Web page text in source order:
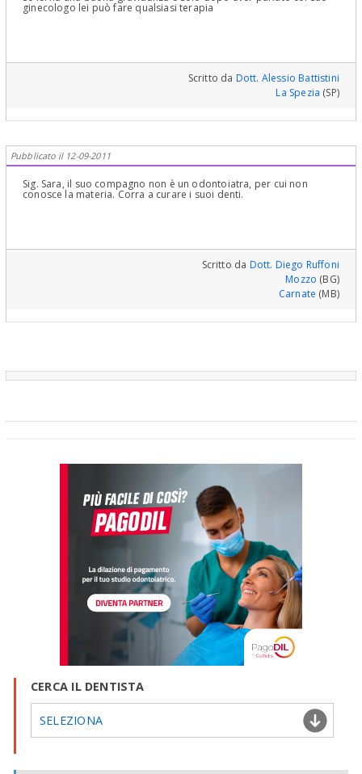
ginecologo lei può fare qualsiasi terapia
Scritto da Dott. Alessio Battistini
La Spezia (SP)
Pubblicato il 12-09-2011
Sig. Sara, il suo compagno non è un odontoiatra, per cui non
conosce la materia. Corra a curare i suoi denti.
Scritto da Dott. Diego Ruffoni
Mozzo (BG)
Carnate (MB)
CERCA IL DENTISTA
SELEZIONA